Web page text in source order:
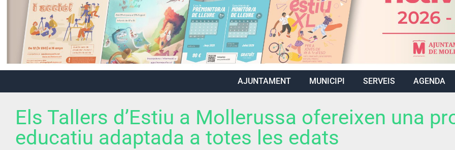
AJUNTAMENT MUNICIPI SERVEIS AGENDA
Els Tallers d’Estiu a Mollerussa ofereixen una
educatiu adaptada a totes les edats